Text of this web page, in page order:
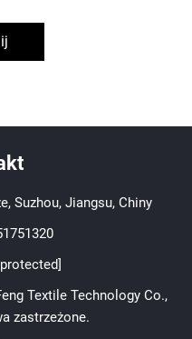
Suzhou, Jiangsu, Chiny
Textile Technology Co.,
zastrzeżone.